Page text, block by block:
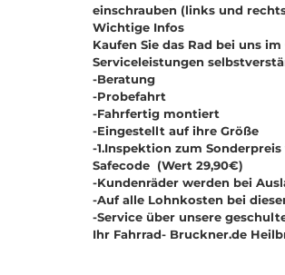
einschrauben (links und
Wichtige Infos
Kaufen Sie das Rad bei uns
Serviceleistungen
-Beratung
-Probefahrt
-Fahrfertig montiert
-Eingestellt auf ihre Größe
-1.Inspektion zum
Safecode (Wert 29,90€)
-Kundenräder werden bei
-Auf alle Lohnkosten bei
-Service über unsere
Ihr Fahrrad- Bruckner.de